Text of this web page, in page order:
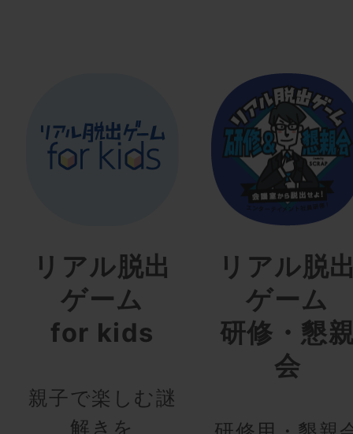
リアル脱出
ゲーム
for kids
親子で楽しむ謎
解きを
リアル脱
ゲーム
研修・懇
会